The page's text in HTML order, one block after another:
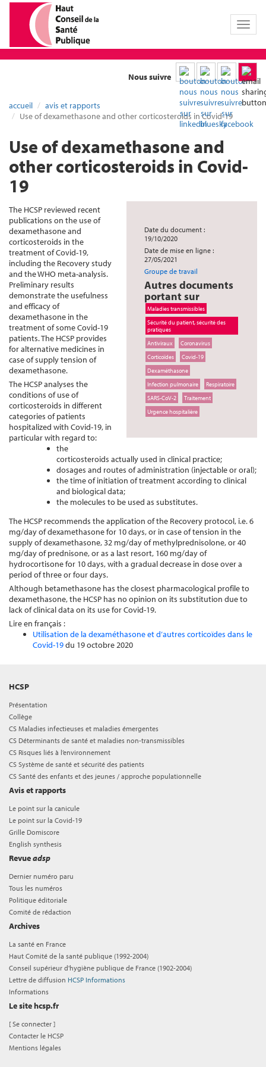
Toggle
Nous suivre
accueil
avis et rapports
Use of dexamethasone and other corticosteroids in Covid-19
Use of dexamethasone and
other corticosteroids in Covid-
19
Date du document :
19/10/2020
Date de mise en ligne :
27/05/2021
Groupe de travail
Autres documents
portant sur
Maladies transmissibles
Sécurité du patient, sécurité des
pratiques
Antiviraux
Coronavirus
Corticoïdes
Covid-19
Dexaméthasone
Infection pulmonaire
Respiratoire
SARS-CoV-2
Traitement
Urgence hospitalière
The HCSP reviewed recent
publications on the use of
dexamethasone and
corticosteroids in the
treatment of Covid-19,
including the Recovery study
and the WHO meta-analysis.
Preliminary results
demonstrate the usefulness
and efficacy of
dexamethasone in the
treatment of some Covid-19
patients. The HCSP provides
for alternative medicines in
case of supply tension of
dexamethasone.
The HCSP analyses the
conditions of use of
corticosteroids in different
categories of patients
hospitalized with Covid-19, in
particular with regard to:
the
corticosteroids actually used in clinical practice;
dosages and routes of administration (injectable or oral);
the time of initiation of treatment according to clinical
and biological data;
the molecules to be used as substitutes.
The HCSP recommends the application of the Recovery protocol, i.e. 6
mg/day of dexamethasone for 10 days, or in case of tension in the
supply of dexamethasone, 32 mg/day of methylprednisolone, or 40
mg/day of prednisone, or as a last resort, 160 mg/day of
hydrocortisone for 10 days, with a gradual decrease in dose over a
period of three or four days.
Although betamethasone has the closest pharmacological profile to
dexamethasone, the HCSP has no opinion on its substitution due to
lack of clinical data on its use for Covid-19.
Lire en français :
Utilisation de la dexaméthasone et d’autres corticoïdes dans le
Covid-19du 19 octobre 2020
HCSP
Présentation
Collège
CS Maladies infectieuses et maladies émergentes
CS Déterminants de santé et maladies non-transmissibles
CS Risques liés à l’environnement
CS Système de santé et sécurité des patients
CS Santé des enfants et des jeunes / approche populationnelle
Avis et rapports
Le point sur la canicule
Le point sur la Covid-19
Grille Domiscore
English synthesis
Revueadsp
Dernier numéro paru
Tous les numéros
Politique éditoriale
Comité de rédaction
Archives
La santé en France
Haut Comité de la santé publique (1992-2004)
Conseil supérieur d'hygiène publique de France (1902-2004)
Lettre de diffusion HCSP Informations
Informations
Le site hcsp.fr
[Se connecter ]
Contacter le HCSP
Mentions légales